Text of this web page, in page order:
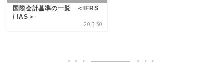
国際会計基準の一覧 ＜IFRS
/ IAS＞
20.3.30